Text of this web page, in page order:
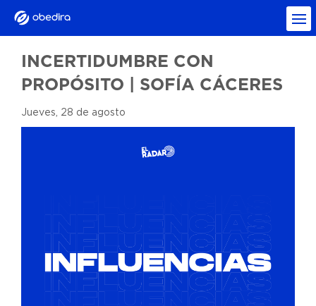
INCERTIDUMBRE CON
PROPÓSITO | SOFÍA CÁCERES
Jueves, 28 de agosto